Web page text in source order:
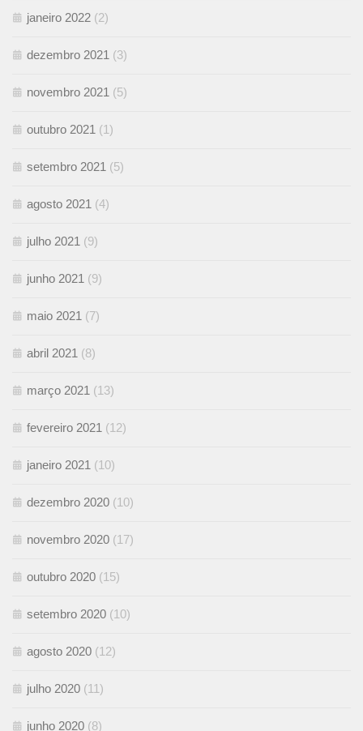
janeiro 2022 (2)
dezembro 2021 (3)
novembro 2021 (5)
outubro 2021 (1)
setembro 2021 (5)
agosto 2021 (4)
julho 2021 (9)
junho 2021 (9)
maio 2021 (7)
abril 2021 (8)
março 2021 (13)
fevereiro 2021 (12)
janeiro 2021 (10)
dezembro 2020 (10)
novembro 2020 (17)
outubro 2020 (15)
setembro 2020 (10)
agosto 2020 (12)
julho 2020 (11)
junho 2020 (8)